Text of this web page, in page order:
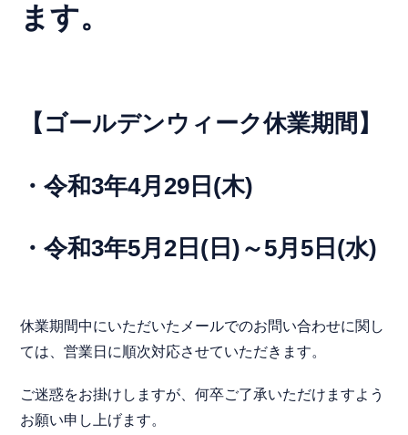
ます。
【ゴールデンウィーク休業期間】
・令和3年4月29日(木)
・令和3年5月2日(日)～5月5日(水)
休業期間中にいただいたメールでのお問い合わせに関し
ては、営業日に順次対応させていただきます。
ご迷惑をお掛けしますが、何卒ご了承いただけますよう
お願い申し上げます。